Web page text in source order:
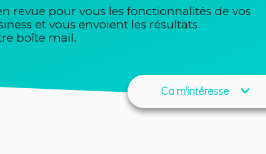
revue pour vous les fonctionnalités de vos
et vous envoient les résultats
boîte mail.
Ca m'intéresse